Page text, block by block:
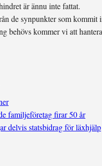
är ännu inte fattat.
de synpunkter som kommit
behövs kommer vi att
familjeföretag firar 50 år
delvis statsbidrag för läxhjälp